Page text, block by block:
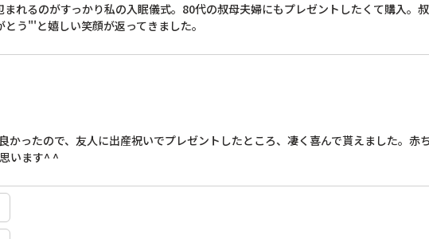
れるのがすっかり私の入眠儀式。80代の叔母夫婦にもプレゼントしたくて購入。
う"'と嬉しい笑顔が返ってきました。
かったので、友人に出産祝いでプレゼントしたところ、凄く喜んで貰えました。赤
います^ ^